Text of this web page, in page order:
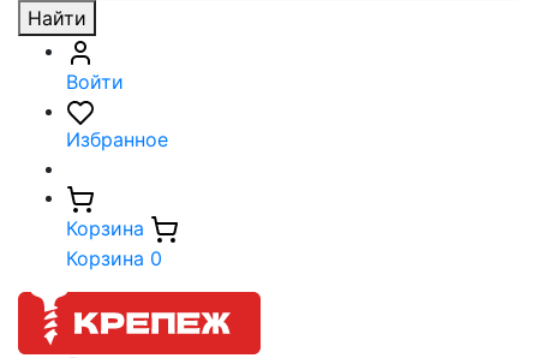
Найти
Войти
Избранное
Корзина
Корзина 0